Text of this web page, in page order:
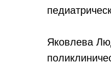
Яковлева